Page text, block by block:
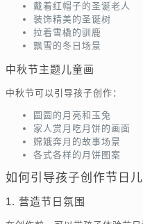
戴着红帽子的圣诞老人
装饰精美的圣诞树
拉着雪橇的驯鹿
飘雪的冬日场景
中秋节主题儿童画
中秋节可以引导孩子创作：
圆圆的月亮和玉兔
家人赏月吃月饼的画面
嫦娥奔月的故事场景
各式各样的月饼图案
如何引导孩子创作节日
1. 营造节日氛围